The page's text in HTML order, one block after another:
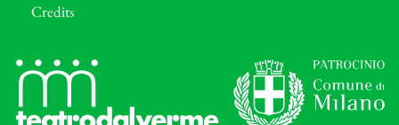
Credits